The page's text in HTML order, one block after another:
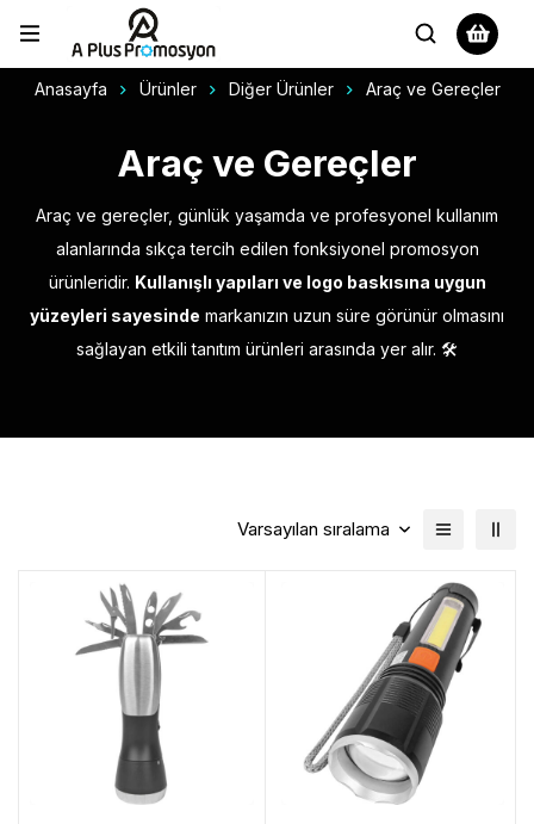
Anasayfa Ürünler Diğer Ürünler Araç ve Gereçler
Araç ve Gereçler
Araç ve gereçler, günlük yaşamda ve profesyonel kullanım
alanlarında sıkça tercih edilen fonksiyonel promosyon
ürünleridir. Kullanışlı yapıları ve logo baskısına uygun
yüzeyleri sayesinde markanızın uzun süre görünür olmasını
sağlayan etkili tanıtım ürünleri arasında yer alır. 🛠️
Varsayılan sıralama